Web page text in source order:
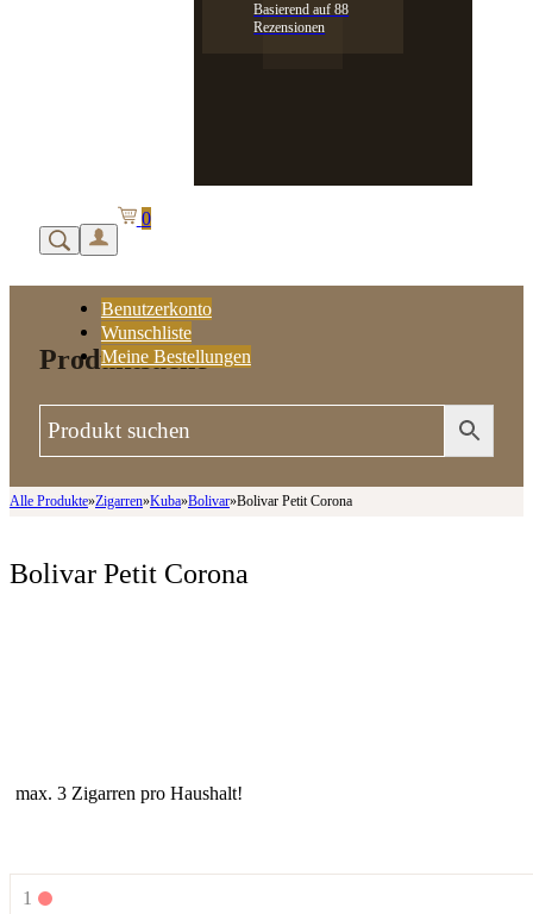
Basierend auf 88
Rezensionen
Benutzerkonto
Wunschliste
Meine Bestellungen
0
Produktsuche
Alle Produkte»Zigarren»Kuba»Bolivar»Bolivar Petit Corona
Bolivar Petit Corona
max. 3 Zigarren pro Haushalt!
1